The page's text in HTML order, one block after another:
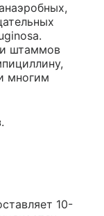
штаммов
многим
10-